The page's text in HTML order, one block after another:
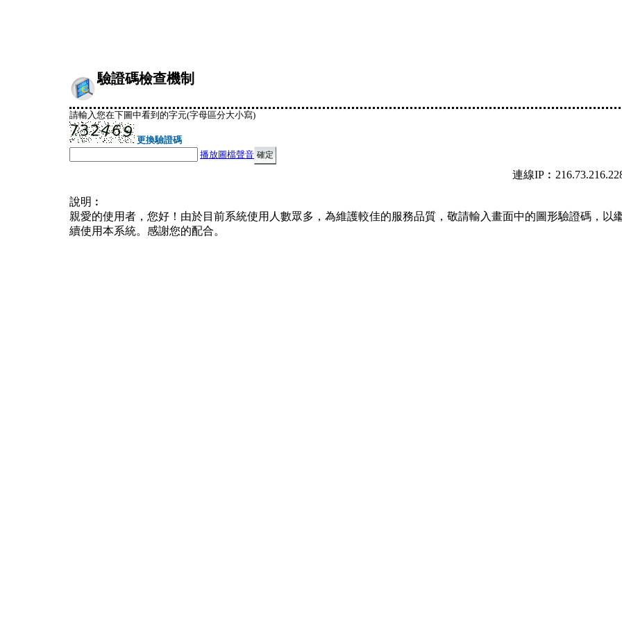
驗證碼檢查機制
請輸入您在下圖中看到的字元(字母區分大小寫)
更換驗證碼
播放圖檔聲音
連線
說明︰
親愛的使用者，您好！由於目前系統使用人數眾多，為維護較佳的服務品質，敬請輸入畫面中的圖形驗證碼，以
續使用本系統。感謝您的配合。